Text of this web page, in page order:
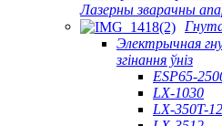
Лазерны зварачны
Электрычная
згінання ўніз
ESP65-
LX-1030
LX-350T-